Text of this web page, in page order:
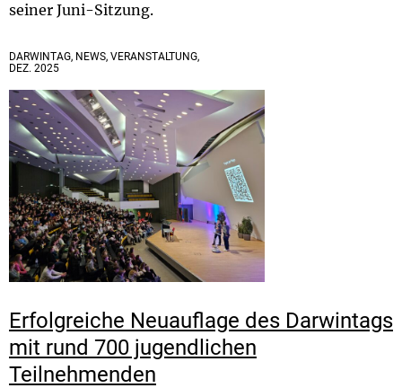
seiner Juni-Sitzung.
DARWINTAG, NEWS, VERANSTALTUNG,
DEZ. 2025
Erfolgreiche Neuauflage des Darwintags
mit rund 700 jugendlichen
Teilnehmenden